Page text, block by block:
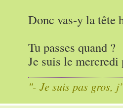
Donc vas-y la tête
Tu passes quand ?
Je suis le mercredi
"- Je suis pas gros,